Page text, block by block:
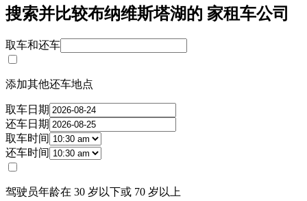
搜索并比较布纳维斯塔湖的 家租车公司
取车和还车
添加其他还车地点
取车日期
还车日期
取车时间
还车时间
驾驶员年龄在 30 岁以下或 70 岁以上